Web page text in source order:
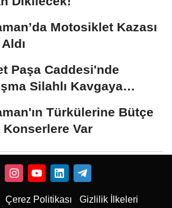
Motosiklet Kazası
Paşa Caddesi'nde
Silahlı Kavgaya
Türkülerine Bütçe
Konserlere Var
Çerez Politikası Gizlilik İlkeleri